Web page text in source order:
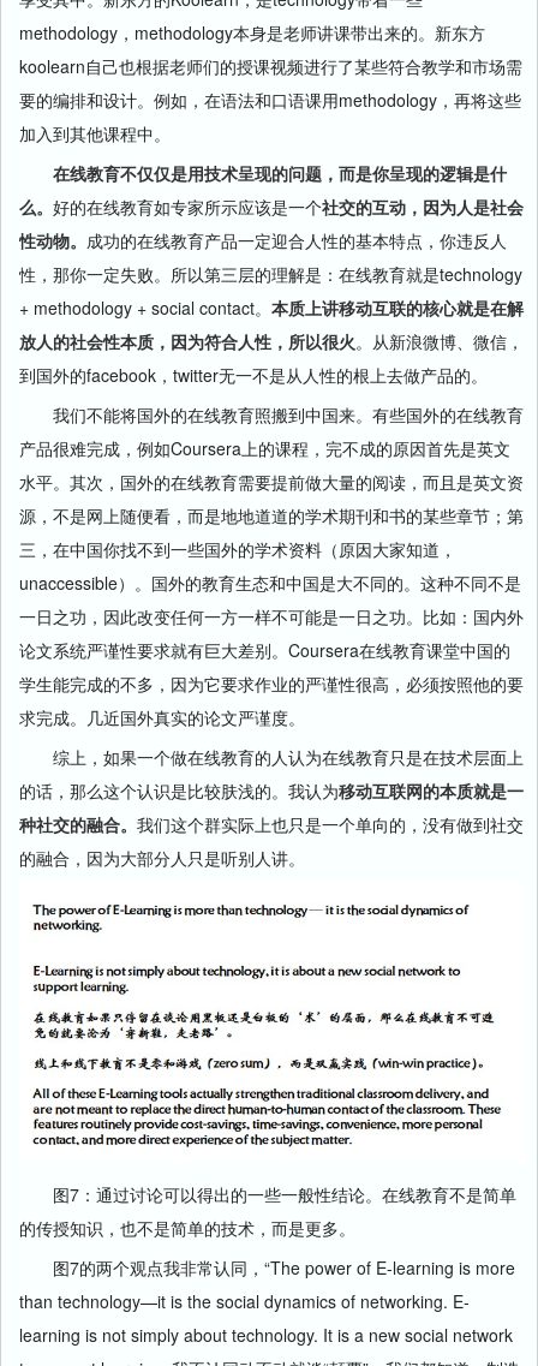
methodology，methodology本身是老师讲课带出来的。新东方
koolearn自己也根据老师们的授课视频进行了某些符合教学和市场需
要的编排和设计。例如，在语法和口语课用methodology，再将这些
加入到其他课程中。
在线教育不仅仅是用技术呈现的问题，而是你呈现的逻辑是什
么。 好的在线教育如专家所示应该是一个社交的互动，因为人是社会
性动物。 成功的在线教育产品一定迎合人性的基本特点，你违反人
性，那你一定失败。所以第三层的理解是：在线教育就是technology
+ methodology + social contact。 本质上讲移动互联的核心就是在解
放人的社会性本质，因为符合人性，所以很火。从新浪微博、微信，
到国外的facebook，twitter无一不是从人性的根上去做产品的。
我们不能将国外的在线教育照搬到中国来。有些国外的在线教育
产品很难完成，例如Coursera上的课程，完不成的原因首先是英文
水平。其次，国外的在线教育需要提前做大量的阅读，而且是英文资
源，不是网上随便看，而是地地道道的学术期刊和书的某些章节；第
三，在中国你找不到一些国外的学术资料（原因大家知道，
unaccessible）。国外的教育生态和中国是大不同的。这种不同不是
一日之功，因此改变任何一方一样不可能是一日之功。比如：国内外
论文系统严谨性要求就有巨大差别。Coursera在线教育课堂中国的
学生能完成的不多，因为它要求作业的严谨性很高，必须按照他的要
求完成。几近国外真实的论文严谨度。
综上，如果一个做在线教育的人认为在线教育只是在技术层面上
的话，那么这个认识是比较肤浅的。我认为移动互联网的本质就是一
种社交的融合。 我们这个群实际上也只是一个单向的，没有做到社交
的融合，因为大部分人只是听别人讲。
图7：通过讨论可以得出的一些一般性结论。在线教育不是简单
的传授知识，也不是简单的技术，而是更多。
图7的两个观点我非常认同，“The power of E-learning is more
than technology—it is the social dynamics of networking. E-
learning is not simply about technology. It is a new social network